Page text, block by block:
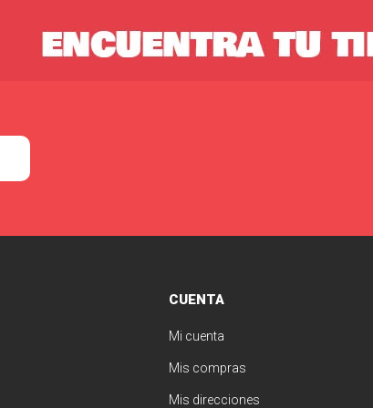
CUENTA
Mi cuenta
Mis compras
Mis direcciones